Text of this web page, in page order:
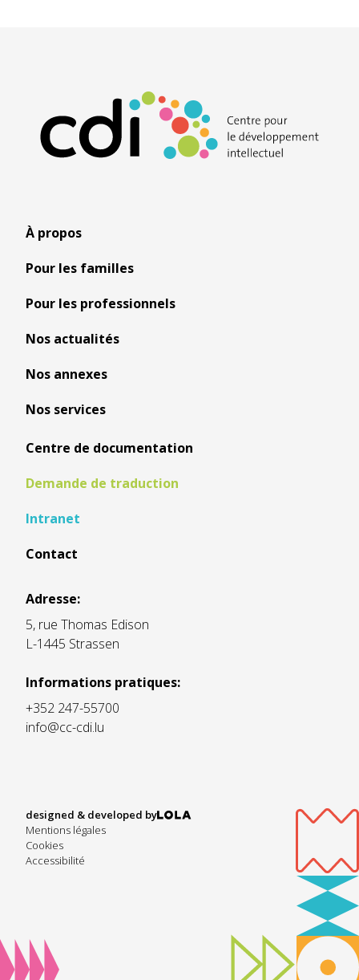
À propos
Pour les familles
Pour les professionnels
Nos actualités
Nos annexes
Nos services
Centre de documentation
Demande de traduction
Intranet
Contact
Adresse:
5, rue Thomas Edison
L-1445 Strassen
Informations pratiques:
+352 247-55700
info@cc-cdi.lu
designed & developed by
Mentions légales
Cookies
Accessibilité